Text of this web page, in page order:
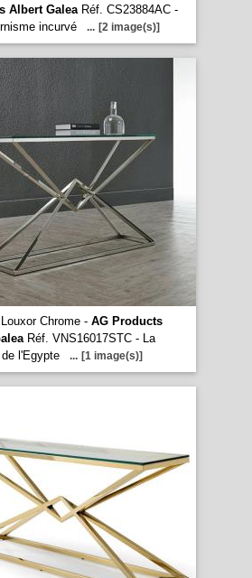
Albert GaleaRéf. CS23884AC -
incurvé
... [2 image(s)]
Chrome - AG Products
Réf. VNS16017STC - La
l'Egypte
... [1 image(s)]